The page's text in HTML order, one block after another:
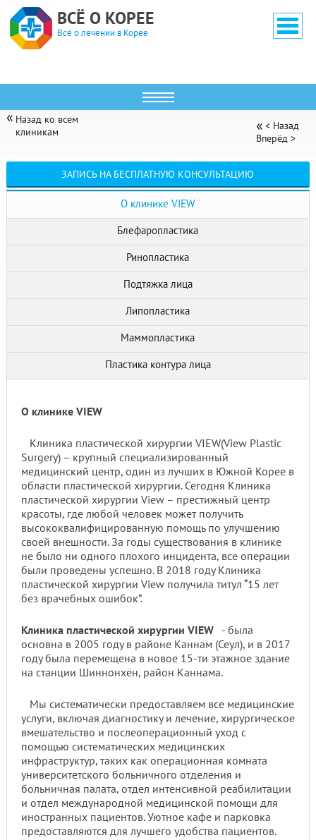
ВСЁ О КОРЕЕ
Всё о лечении в Корее
Назад ко всем
клиникам
< Назад
Вперёд >
ВЬЮ (VIEW PLASTIC SURGERY)
ЗАПИСЬ НА БЕСПЛАТНУЮ КОНСУЛЬТАЦИЮ
О клинике VIEW
Блефаропластика
Ринопластика
Подтяжка лица
Липопластика
Маммопластика
Пластика контура лица
О клинике VIEW
Клиника пластической хирургии VIEW(View Plastic
Surgery) – крупный специализированный
медицинский центр, один из лучших в Южной Корее в
области пластической хирургии. Сегодня Клиника
пластической хирургии View – престижный центр
красоты, где любой человек может получить
высококвалифицированную помощь по улучшению
своей внешности. За годы существования в клинике
не было ни одного плохого инцидента, все операции
были проведены успешно. В 2018 году Клиника
пластичеcкой хирургии View получила титул “15 лет
без врачебных ошибок”.
Клиника пластической хирургии VIEW- была
основна в 2005 году в районе Каннам (Сеул), и в 2017
году была перемещена в новое 15-ти этажное здание
на станции Шиннонхён, район Каннама.
Мы систематически предоставляем все медицинские
услуги, включая диагностику и лечение, хирургическое
вмешательство и послеоперационный уход с
помощью систематических медицинских
инфраструктур, таких как операционная комната
университетского больничного отделения и
больничная палата, отдел интенсивной реабилитации
и отдел международной медицинской помощи для
иностранных пациентов. Уютное кафе и парковка
предоставляются для лучшего удобства пациентов.